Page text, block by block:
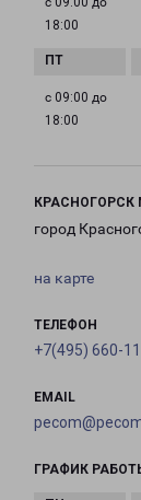
18:00
с 09:00 до
18:00
город
на карте
ТЕЛЕФОН
+7(495) 660-
EMAIL
ГРАФИК